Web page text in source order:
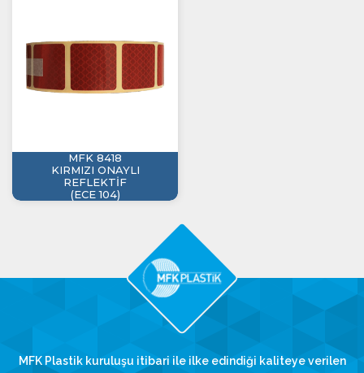
MFK 8418
KIRMIZI ONAYLI
REFLEKTİF
(ECE 104)
MFK Plastik kuruluşu itibari ile ilke edindiği kaliteye verilen